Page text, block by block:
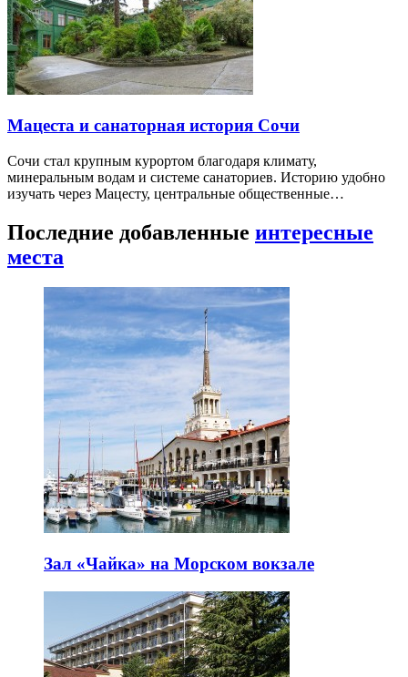
Мацеста и санаторная история Сочи
Сочи стал крупным курортом благодаря климату,
минеральным водам и системе санаториев. Историю удобно
изучать через Мацесту, центральные общественные…
Последние добавленные интересные
места
Зал «Чайка» на Морском вокзале